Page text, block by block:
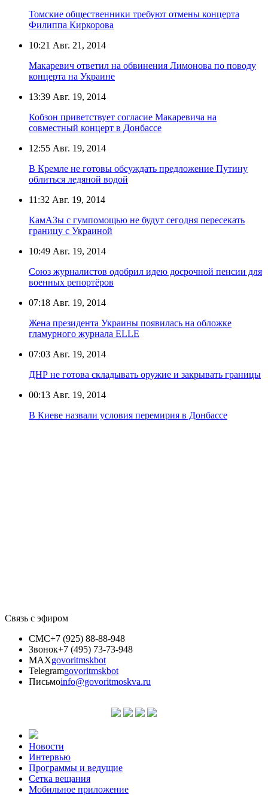
Томские общественники требуют отмены концерта
Филиппа Киркорова
10:21 Авг. 21, 2014
Макаревич ответил на обвинения Лимонова по поводу
концерта на Украине
13:39 Авг. 19, 2014
Кобзон приветствует согласие Макаревича на
совместный концерт в Донбассе
12:55 Авг. 19, 2014
В Кремле не готовы обсуждать предложение Путину
облиться ледяной водой
11:32 Авг. 19, 2014
КамАЗы с гумпомощью не будут сегодня пересекать
границу с Украиной
10:49 Авг. 19, 2014
Союз журналистов одобрил идею досрочной пенсии для
военных репортёров
07:18 Авг. 19, 2014
Жена президента Украины появилась на обложке
гламурного журнала ELLE
07:03 Авг. 19, 2014
ДНР не готова складывать оружие и закрывать границы
00:13 Авг. 19, 2014
В Киеве назвали условия перемирия в Донбассе
Связь с эфиром
СМС+7 (925) 88-88-948
Звонок+7 (495) 73-73-948
MAXgovoritmskbot
Telegramgovoritmskbot
Письмоinfo@govoritmoskva.ru
Новости
Интервью
Программы и ведущие
Сетка вещания
Мобильное приложение